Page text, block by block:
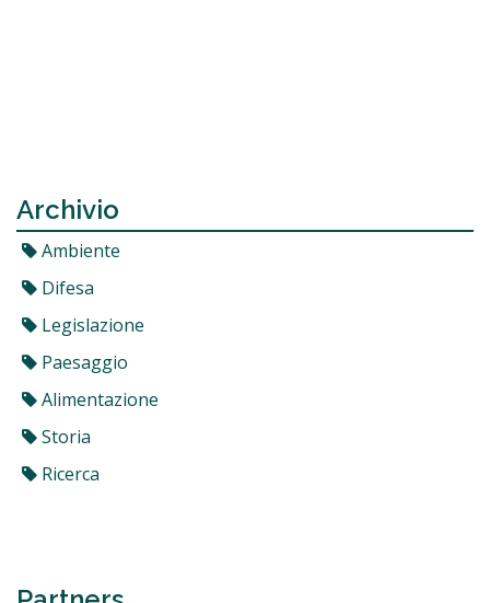
Archivio
Ambiente
Difesa
Legislazione
Paesaggio
Alimentazione
Storia
Ricerca